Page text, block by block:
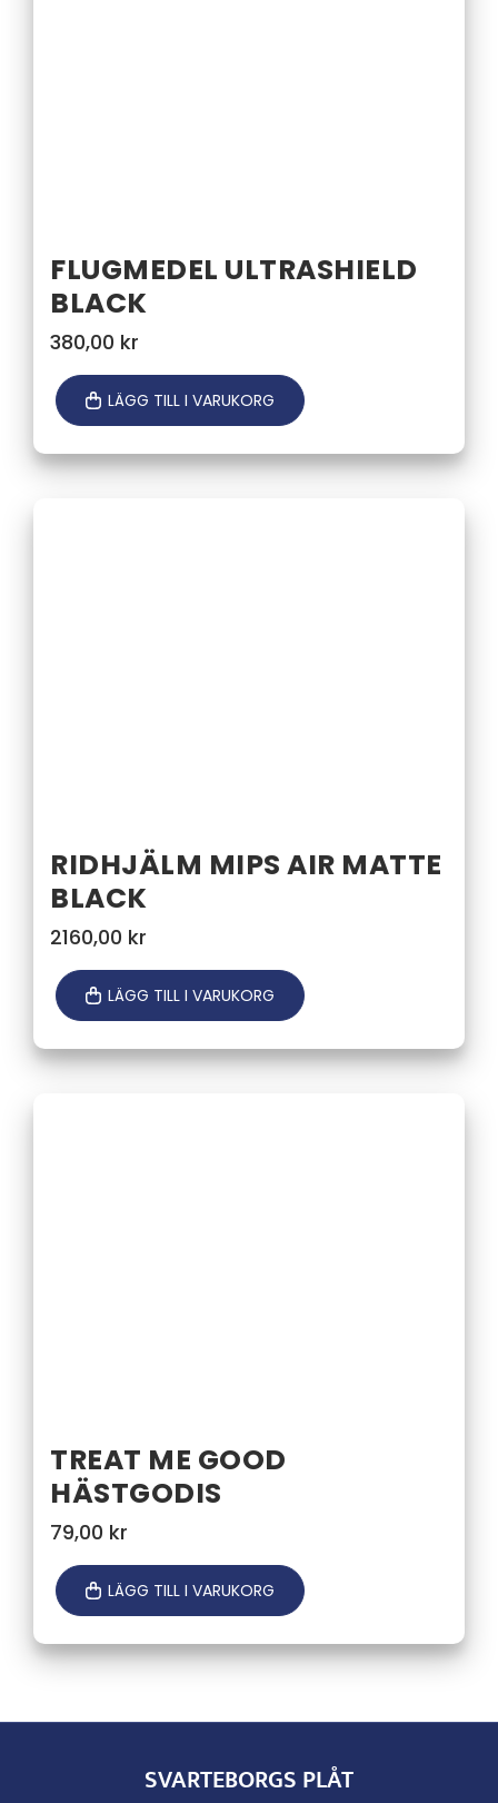
FLUGMEDEL ULTRASHIELD
BLACK
380,00 kr
LÄGG TILL I VARUKORG
RIDHJÄLM MIPS AIR MATTE
BLACK
2160,00 kr
LÄGG TILL I VARUKORG
TREAT ME GOOD
HÄSTGODIS
79,00 kr
LÄGG TILL I VARUKORG
SVARTEBORGS PLÅT